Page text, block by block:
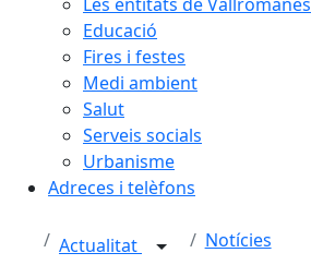
Educació
Fires i festes
Medi ambient
Salut
Serveis socials
Urbanisme
Adreces i telèfons
Actualitat Notícies